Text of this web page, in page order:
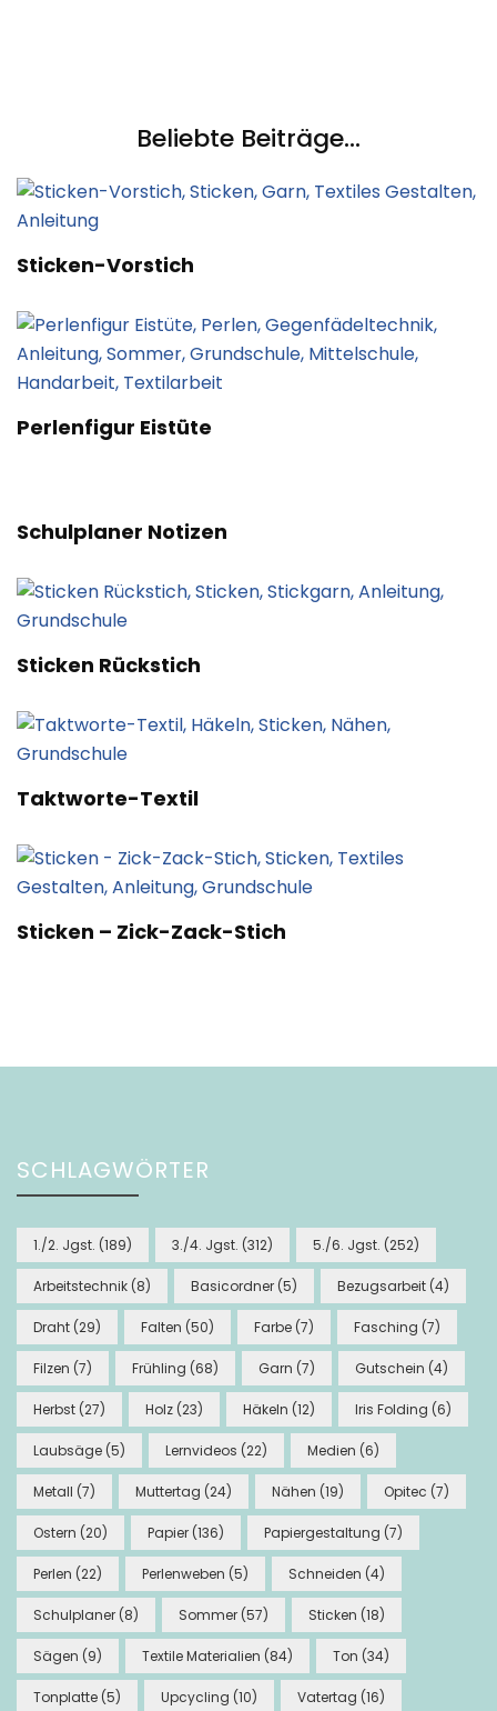
Beliebte Beiträge...
Sticken-Vorstich
Perlenfigur Eistüte
Schulplaner Notizen
Sticken Rückstich
Taktworte-Textil
Sticken – Zick-Zack-Stich
SCHLAGWÖRTER
1./2. Jgst. (189) 3./4. Jgst. (312) 5./6. Jgst. (252)
Arbeitstechnik (8) Basicordner (5) Bezugsarbeit (4)
Draht (29) Falten (50) Farbe (7) Fasching (7)
Filzen (7) Frühling (68) Garn (7) Gutschein (4)
Herbst (27) Holz (23) Häkeln (12) Iris Folding (6)
Laubsäge (5) Lernvideos (22) Medien (6)
Metall (7) Muttertag (24) Nähen (19) Opitec (7)
Ostern (20) Papier (136) Papiergestaltung (7)
Perlen (22) Perlenweben (5) Schneiden (4)
Schulplaner (8) Sommer (57) Sticken (18)
Sägen (9) Textile Materialien (84) Ton (34)
Tonplatte (5) Upcycling (10) Vatertag (16)